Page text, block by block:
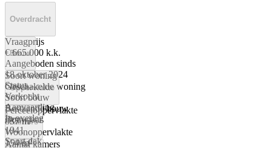
Overdracht
Vraagprijs
€ 665.000 k.k.
Aangeboden sinds
18 oktober 2024
Status
Verkocht
Aanvaarding
In overleg
Bouw
Soort woning
Geschakelde woning
Soort bouw
Bestaande bouw
Bouwjaar
1941
Soort dak
Oppervlakte
Perceeloppervlakte
837 m²
Woonoppervlakte
154 m²
Kamers
Aantal kamers